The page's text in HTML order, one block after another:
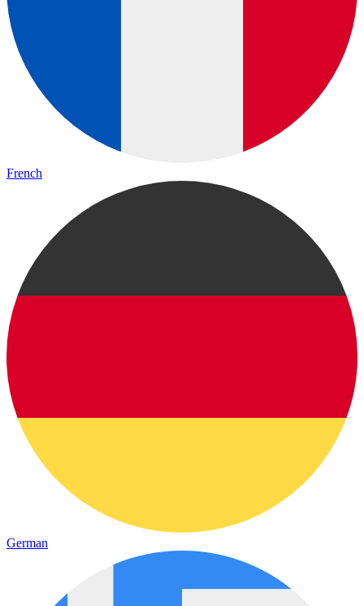
French
German